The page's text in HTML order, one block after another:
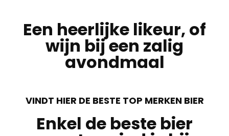
Een heerlijke likeur, of
wijn bij een zalig
avondmaal
VINDT HIER DE BESTE TOP MERKEN BIER
Enkel de beste bier